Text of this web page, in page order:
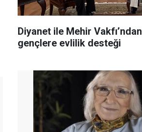
Diyanet ile Mehir Vakfı’ndan
gençlere evlilik desteği